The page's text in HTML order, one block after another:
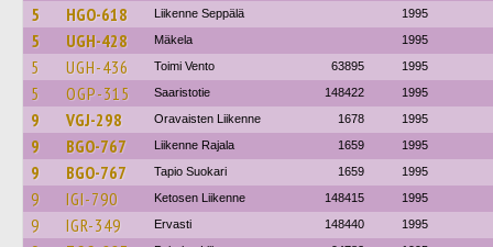
5 HGO-618 Liikenne Seppälä 1995
5 UGH-428 Mäkela 1995
5 UGH-436 Toimi Vento 63895 1995
5 OGP-315 Saaristotie 148422 1995
9 VGJ-298 Oravaisten Liikenne 1678 1995
9 BGO-767 Liikenne Rajala 1659 1995
9 BGO-767 Tapio Suokari 1659 1995
9 IGI-790 Ketosen Liikenne 148415 1995
9 IGR-349 Ervasti 148440 1995